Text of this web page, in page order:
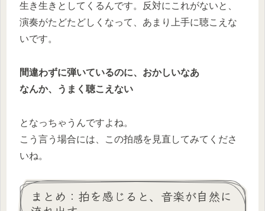
生き生きとしてくるんです。反対にこれがないと、
演奏がたどたどしくなって、あまり上手に聴こえな
いです。
間違わずに弾いているのに、おかしいなあ
なんか、うまく聴こえない
となっちゃうんですよね。
こう言う場合には、この拍感を見直してみてくださ
いね。
まとめ：拍を感じると、音楽が自然に